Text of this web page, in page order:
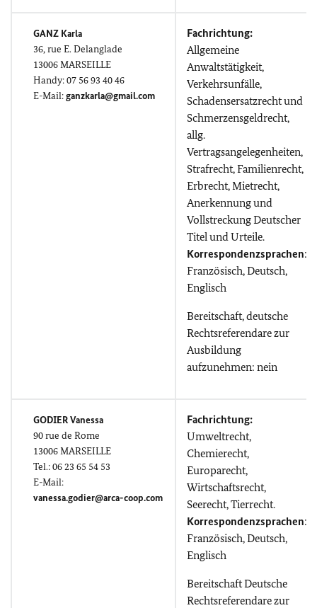
GANZ Karla
36,rue E. Delanglade
13006 MARSEILLE
Handy: 07 56 93 40 46
E-Mail:ganzkarla@gmail.com
Fachrichtung:
Allgemeine
Anwaltstätigkeit,
Verkehrsunfälle,
Schadensersatzrecht und
Schmerzensgeldrecht,
allg.
Vertragsangelegenheiten,
Strafrecht, Familienrecht,
Erbrecht, Mietrecht,
Anerkennung und
Vollstreckung Deutscher
Titel und Urteile.
Korrespondenzsprachen:
Französisch, Deutsch,
Englisch
Bereitschaft, deutsche
Rechtsreferendare zur
Ausbildung
aufzunehmen: nein
GODIER Vanessa
90rue de Rome
13006 MARSEILLE
Tel.: 06 23 65 54 53
E-Mail:
vanessa.godier@arca-coop.com
Fachrichtung:
Umweltrecht,
Chemierecht,
Europarecht,
Wirtschaftsrecht,
Seerecht, Tierrecht.
Korrespondenzsprachen:
Französisch, Deutsch,
Englisch
Bereitschaft Deutsche
Rechtsreferendare zur